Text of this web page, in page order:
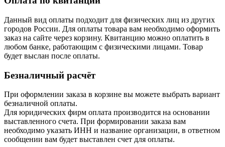
Данный вид оплаты подходит для физических лиц из других
городов России. Для оплаты товара вам необходимо оформить
заказ на сайте через корзину. Квитанцию можно оплатить в
любом банке, работающим с физическими лицами. Товар
будет выслан после оплаты.
Безналичный расчёт
При оформлении заказа в корзине вы можете выбрать вариант
безналичной оплаты.
Для юридических фирм оплата производится на основании
выставленного счета. При формировании заказа вам
необходимо указать ИНН и название организации, в ответном
сообщении вам будет выставлен счет для оплаты.